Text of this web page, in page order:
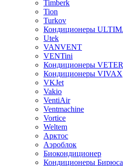
Timberk
Tion
Turkov
Кондиционеры
Utek
VANVENT
VENTini
Кондиционеры
Кондиционеры VIVAX
VKJet
Vakio
VentiAir
Ventmachine
Vortice
Weltem
Арктос
Аэроблок
Биокондиционер
Кондиционеры Бирюса